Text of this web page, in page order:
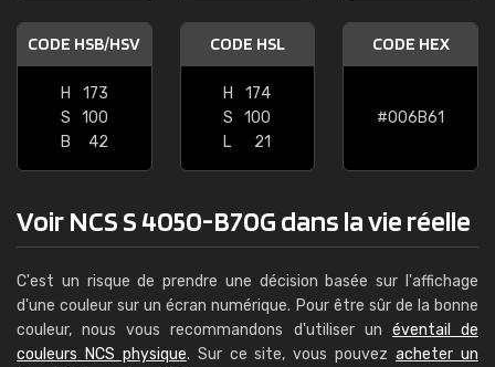
CODE HSB/HSV
H
173
S
100
B
42
CODE HSL
H
174
S
100
L
21
CODE HEX
#006B61
Voir NCS S 4050-B70G dans la vie réelle
C'est un risque de prendre une décision basée sur l'affichage
d'une couleur sur un écran numérique. Pour être sûr de la bonne
couleur, nous vous recommandons d'utiliser un éventail de
couleurs NCS physique. Sur ce site, vous pouvezacheter un